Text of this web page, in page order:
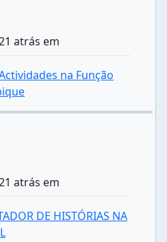
atrás em
na Função
atrás em
DE HISTÓRIAS NA